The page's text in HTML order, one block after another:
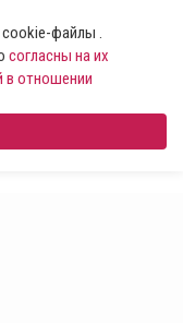
файлы .
согласны на их
в отношении